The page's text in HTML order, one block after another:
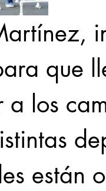
que
a los
están